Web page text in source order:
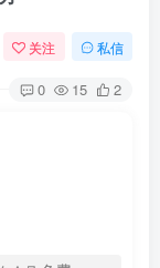
关注 私信
0 15 2